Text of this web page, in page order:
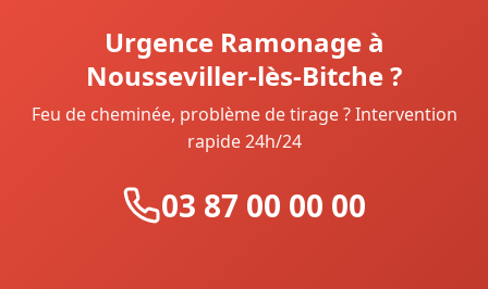
Urgence Ramonage à
Nousseviller-lès-Bitche ?
Feu de cheminée, problème de tirage ? Intervention
rapide 24h/24
03 87 00 00 00